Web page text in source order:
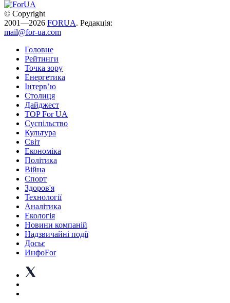
© Copyright
2001—2026 FORUA. Редакція:
mail@for-ua.com
Головне
Рейтинги
Точка зору
Енергетика
Інтерв’ю
Столиця
Дайджест
TOP For UA
Суспiльство
Культура
Світ
Економіка
Політика
Війна
Спорт
Здоров'я
Технології
Аналітика
Екологія
Новини компаній
Надзвичайні події
Досьє
ИнфоFor